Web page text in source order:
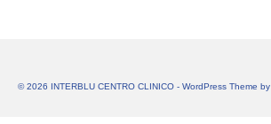
© 2026 INTERBLU CENTRO CLINICO - WordPress Theme by